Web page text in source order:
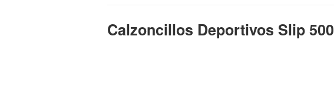
Calzoncillos Deportivos Slip 500